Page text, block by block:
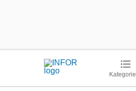
Kategorie